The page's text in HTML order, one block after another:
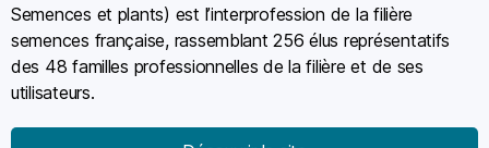
Semences et plants) est l’interprofession de la filière
semences française, rassemblant 256 élus représentatifs
des 48 familles professionnelles de la filière et de ses
utilisateurs.